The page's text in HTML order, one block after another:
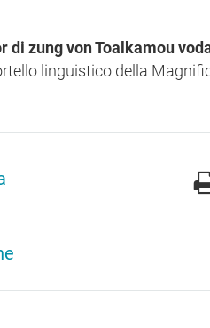
di zung von Toalkamou
linguistico della